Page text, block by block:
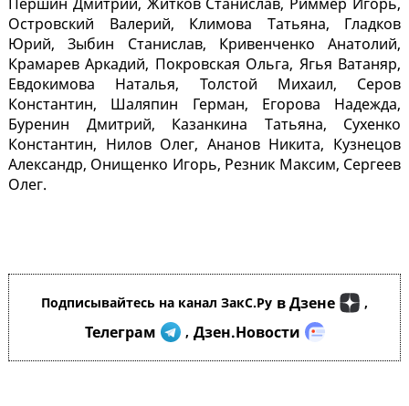
Островский Валерий, Климова Татьяна, Гладков
Юрий, Зыбин Станислав, Кривенченко Анатолий,
Крамарев Аркадий, Покровская Ольга, Ягья Ватаняр,
Евдокимова Наталья, Толстой Михаил, Серов
Константин, Шаляпин Герман, Егорова Надежда,
Буренин Дмитрий, Казанкина Татьяна, Сухенко
Константин, Нилов Олег, Ананов Никита, Кузнецов
Александр, Онищенко Игорь, Резник Максим, Сергеев
Олег.
Подписывайтесь на канал ЗакС.Ру в Дзене ,
Телеграм , Дзен.Новости